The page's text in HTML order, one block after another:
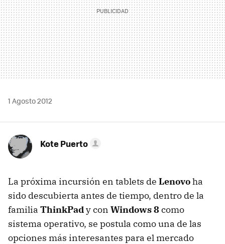
1 Agosto 2012
Kote Puerto
La próxima incursión en tablets de Lenovoha
sido descubierta antes de tiempo, dentro de la
familia ThinkPady con Windows 8como
sistema operativo, se postula como una de las
opciones más interesantes para el mercado